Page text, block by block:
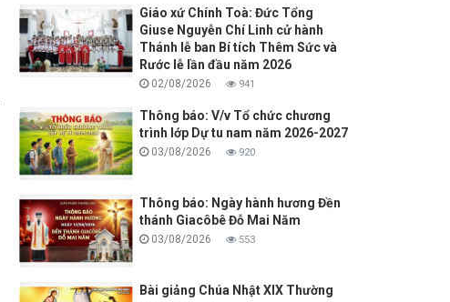
Giáo xứ Chính Toà: Đức Tổng
Giuse Nguyễn Chí Linh cử hành
Thánh lễ ban Bí tích Thêm Sức và
Rước lễ lần đầu năm 2026
02/08/2026 941
Thông báo: V/v Tổ chức chương
trình lớp Dự tu nam năm 2026-2027
03/08/2026 920
Thông báo: Ngày hành hương Đền
thánh Giacôbê Đỗ Mai Năm
03/08/2026 553
Bài giảng Chúa Nhật XIX Thường